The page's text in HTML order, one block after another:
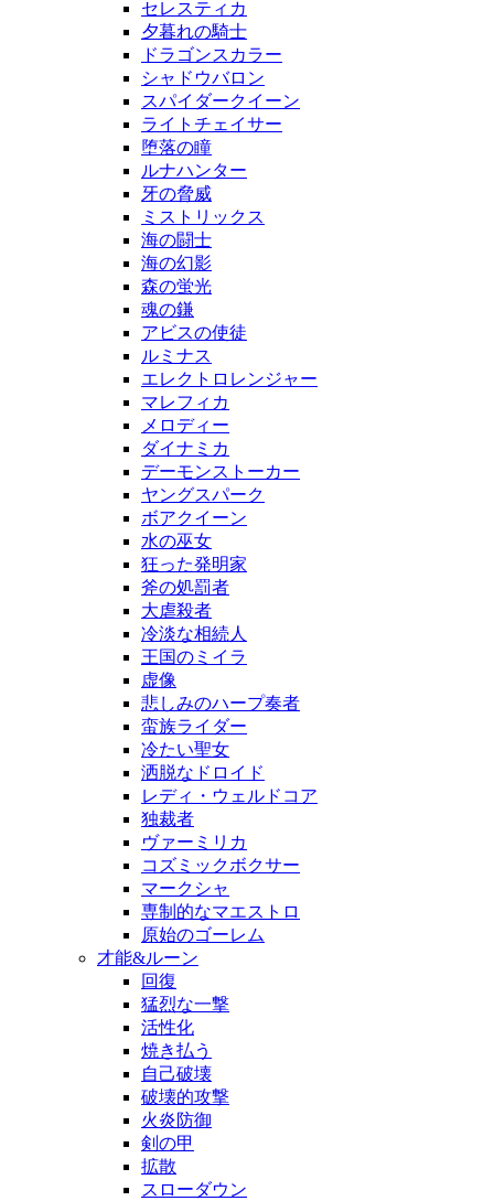
セレスティカ
夕暮れの騎士
ドラゴンスカラー
シャドウバロン
スパイダークイーン
ライトチェイサー
堕落の瞳
ルナハンター
牙の脅威
ミストリックス
海の闘士
海の幻影
森の蛍光
魂の鎌
アビスの使徒
ルミナス
エレクトロレンジャー
マレフィカ
メロディー
ダイナミカ
デーモンストーカー
ヤングスパーク
ボアクイーン
水の巫女
狂った発明家
斧の処罰者
大虐殺者
冷淡な相続人
王国のミイラ
虚像
悲しみのハープ奏者
蛮族ライダー
冷たい聖女
洒脱なドロイド
レディ・ウェルドコア
独裁者
ヴァーミリカ
コズミックボクサー
マークシャ
専制的なマエストロ
原始のゴーレム
才能&ルーン
回復
猛烈な一撃
活性化
焼き払う
自己破壊
破壊的攻撃
火炎防御
剣の甲
拡散
スローダウン